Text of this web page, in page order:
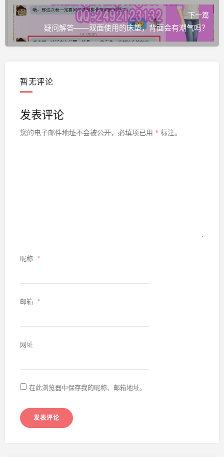
下一篇
疑问解答——双面使用的床垫，背面会有潮气吗？
暂无评论
发表评论
您的电子邮件地址不会被公开， 必填项已用 * 标注。
昵称 *
邮箱 *
网址
在此浏览器中保存我的昵称、邮箱地址。